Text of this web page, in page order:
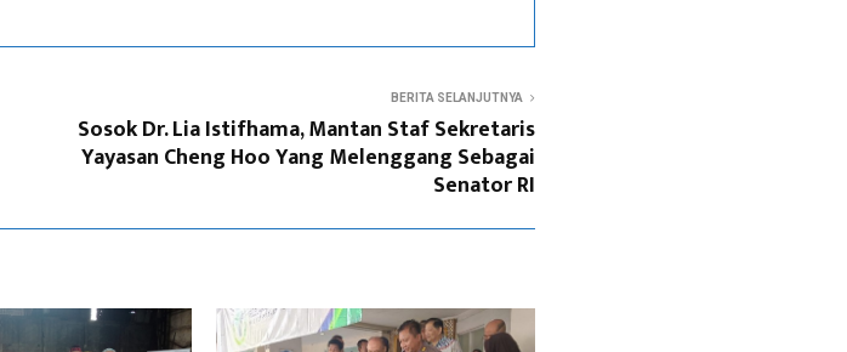
BERITA SELANJUTNYA
Sosok Dr. Lia Istifhama, Mantan Staf Sekretaris
Yayasan Cheng Hoo Yang Melenggang Sebagai
Senator RI